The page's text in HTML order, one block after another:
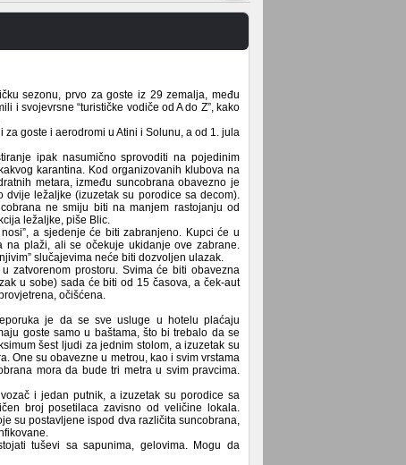
sezonu, prvo za goste iz 29 zemalja, među
i svojevrsne “turističke vodiče od A do Z”, kako
goste i aerodromi u Atini i Solunu, a od 1. jula
ipak nasumično sprovoditi na pojedinim
karantina. Kod organizovanih klubova na
metara, između suncobrana obavezno je
ležaljke (izuzetak su porodice sa decom).
ne smiju biti na manjem rastojanju od
ležaljke, piše Blic.
a sjedenje će biti zabranjeno. Kupci će u
na plaži, ali se očekuje ukidanje ove zabrane.
slučajevima neće biti dozvoljen ulazak.
zatvorenom prostoru. Svima će biti obavezna
u sobe) sada će biti od 15 časova, a ček-aut
očišćena.
je da se sve usluge u hotelu plaćaju
goste samo u baštama, što bi trebalo da se
šest ljudi za jednim stolom, a izuzetak su
One su obavezne u metrou, kao i svim vrstama
mora da bude tri metra u svim pravcima.
i jedan putnik, a izuzetak su porodice sa
broj posetilaca zavisno od veličine lokala.
su postavljene ispod dva različita suncobrana,
tuševi sa sapunima, gelovima. Mogu da